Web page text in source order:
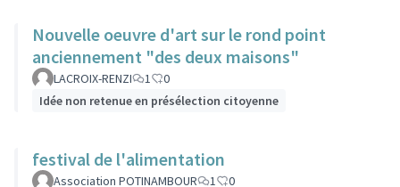
Nouvelle oeuvre d'art sur le rond point
anciennement "des deux maisons"
LACROIX-RENZI 1
0
Idée non retenue en présélection citoyenne
festival de l'alimentation
Association POTINAMBOUR 1 0